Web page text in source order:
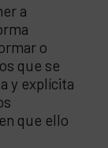
a
o
que se
y explícita
que ello